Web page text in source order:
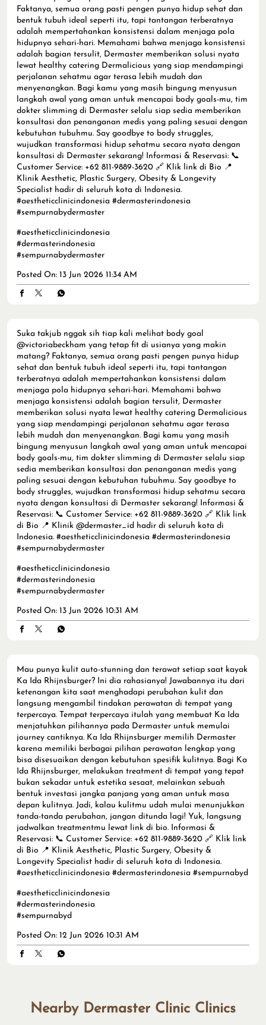
Faktanya, semua orang pasti pengen punya hidup sehat dan
bentuk tubuh ideal seperti itu, tapi tantangan terberatnya
adalah mempertahankan konsistensi dalam menjaga pola
hidupnya sehari-hari. Memahami bahwa menjaga konsistensi
adalah bagian tersulit, Dermaster memberikan solusi nyata
lewat healthy catering Dermalicious yang siap mendampingi
perjalanan sehatmu agar terasa lebih mudah dan
menyenangkan. Bagi kamu yang masih bingung menyusun
langkah awal yang aman untuk mencapai body goals-mu, tim
dokter slimming di Dermaster selalu siap sedia memberikan
konsultasi dan penanganan medis yang paling sesuai dengan
kebutuhan tubuhmu. Say goodbye to body struggles,
wujudkan transformasi hidup sehatmu secara nyata dengan
konsultasi di Dermaster sekarang! Informasi & Reservasi: 📞
Customer Service: +62 811-9889-3620 🔗 Klik link di Bio 📍
Klinik Aesthetic, Plastic Surgery, Obesity & Longevity
Specialist hadir di seluruh kota di Indonesia.
#aestheticclinicindonesia #dermasterindonesia
#sempurnabydermaster
#aestheticclinicindonesia
#dermasterindonesia
#sempurnabydermaster
Posted On: 13 Jun 2026 11:34 AM
Suka takjub nggak sih tiap kali melihat body goal
@victoriabeckham yang tetap fit di usianya yang makin
matang? Faktanya, semua orang pasti pengen punya hidup
sehat dan bentuk tubuh ideal seperti itu, tapi tantangan
terberatnya adalah mempertahankan konsistensi dalam
menjaga pola hidupnya sehari-hari. Memahami bahwa
menjaga konsistensi adalah bagian tersulit, Dermaster
memberikan solusi nyata lewat healthy catering Dermalicious
yang siap mendampingi perjalanan sehatmu agar terasa
lebih mudah dan menyenangkan. Bagi kamu yang masih
bingung menyusun langkah awal yang aman untuk mencapai
body goals-mu, tim dokter slimming di Dermaster selalu siap
sedia memberikan konsultasi dan penanganan medis yang
paling sesuai dengan kebutuhan tubuhmu. Say goodbye to
body struggles, wujudkan transformasi hidup sehatmu secara
nyata dengan konsultasi di Dermaster sekarang! Informasi &
Reservasi: 📞 Customer Service: +62 811-9889-3620 🔗 Klik link
di Bio 📍 Klinik @dermaster_id hadir di seluruh kota di
Indonesia. #aestheticclinicindonesia #dermasterindonesia
#sempurnabydermaster
#aestheticclinicindonesia
#dermasterindonesia
#sempurnabydermaster
Posted On: 13 Jun 2026 10:31 AM
Mau punya kulit auto-stunning dan terawat setiap saat kayak
Ka Ida Rhijnsburger? Ini dia rahasianya! Jawabannya itu dari
ketenangan kita saat menghadapi perubahan kulit dan
langsung mengambil tindakan perawatan di tempat yang
terpercaya. Tempat terpercaya itulah yang membuat Ka Ida
menjatuhkan pilihannya pada Dermaster untuk memulai
journey cantiknya. Ka Ida Rhijnsburger memilih Dermaster
karena memiliki berbagai pilihan perawatan lengkap yang
bisa disesuaikan dengan kebutuhan spesifik kulitnya. Bagi Ka
Ida Rhijnsburger, melakukan treatment di tempat yang tepat
bukan sekadar untuk estetika sesaat, melainkan sebuah
bentuk investasi jangka panjang yang aman untuk masa
depan kulitnya. Jadi, kalau kulitmu udah mulai menunjukkan
tanda-tanda perubahan, jangan ditunda lagi! Yuk, langsung
jadwalkan treatmentmu lewat link di bio. Informasi &
Reservasi: 📞 Customer Service: +62 811-9889-3620 🔗 Klik link
di Bio 📍 Klinik Aesthetic, Plastic Surgery, Obesity &
Longevity Specialist hadir di seluruh kota di Indonesia.
#aestheticclinicindonesia #dermasterindonesia #sempurnabyd
#aestheticclinicindonesia
#dermasterindonesia
#sempurnabyd
Posted On: 12 Jun 2026 10:31 AM
Nearby Dermaster Clinic Clinics